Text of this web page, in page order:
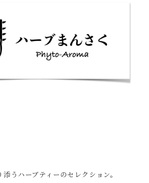
うハーブティーのセレクション。